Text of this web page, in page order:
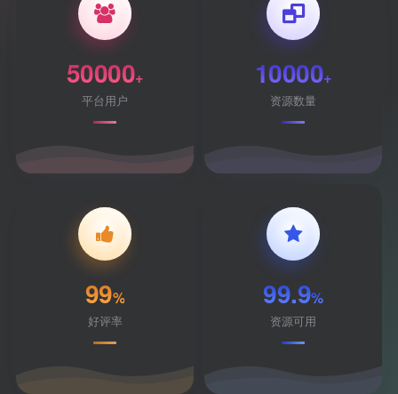
50000+
平台用户
10000+
资源数量
99%
好评率
99.9%
资源可用